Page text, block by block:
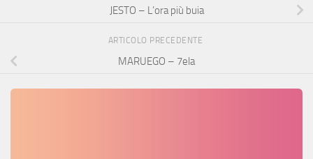
JESTO – L’ora più buia
ARTICOLO PRECEDENTE
MARUEGO – 7ela